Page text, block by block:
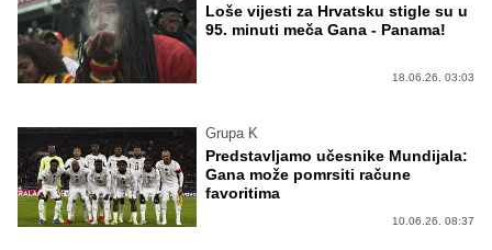
Loše vijesti za Hrvatsku stigle su u
95. minuti meča Gana - Panama!
18.06.26. 03:03
Grupa K
Predstavljamo učesnike Mundijala:
Gana može pomrsiti račune
favoritima
10.06.26. 08:37